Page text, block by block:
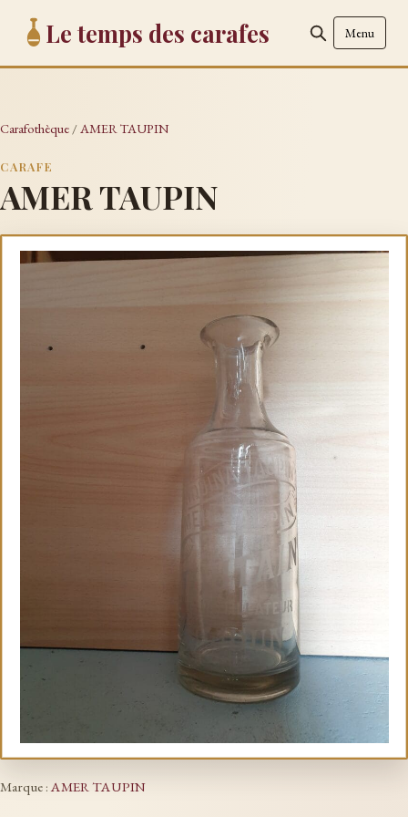
Le temps des carafes Menu
Carafothèque /AMER TAUPIN
CARAFE
AMER TAUPIN
Marque :AMER TAUPIN